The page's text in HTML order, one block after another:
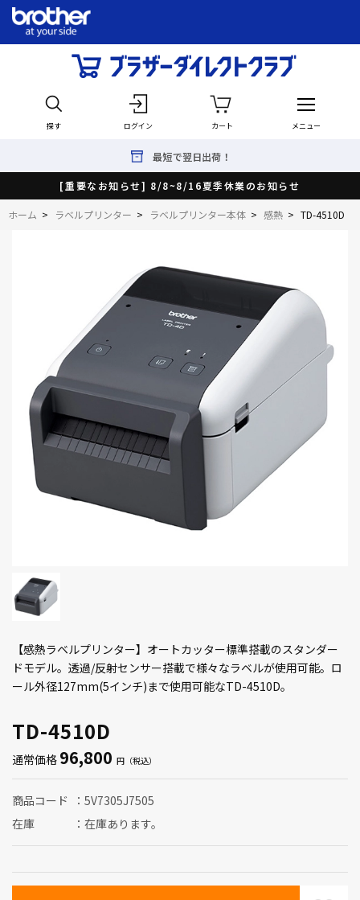
探す ログイン カート メニュー
最短で翌日出荷！
[重要なお知らせ] 8/8~8/16夏季休業のお知らせ
ホーム > ラベルプリンター > ラベルプリンター本体 > 感熱 > TD-4510D
TD-4510D
【感熱ラベルプリンター】オートカッター標準搭載のスタンダー
ドモデル。透過/反射センサー搭載で様々なラベルが使用可能。ロ
ール外径127mm(5インチ)まで使用可能なTD-4510D。
通常価格 96,800
商品コード
5V7305J7505
在庫
在庫あります。